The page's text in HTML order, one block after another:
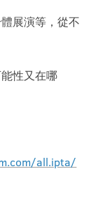
展演等，從不
性又在哪
all.ipta/